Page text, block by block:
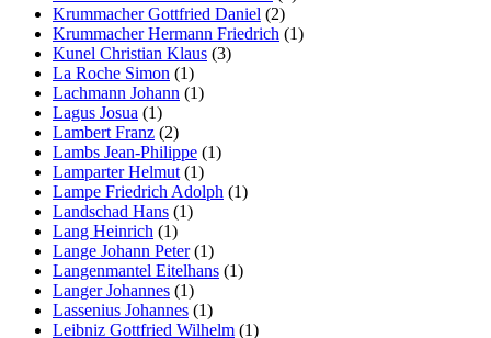
Krummacher Gottfried Daniel (2)
Krummacher Hermann Friedrich (1)
Kunel Christian Klaus (3)
La Roche Simon (1)
Lachmann Johann (1)
Lagus Josua (1)
Lambert Franz (2)
Lambs Jean-Philippe (1)
Lamparter Helmut(1)
Lampe Friedrich Adolph (1)
Landschad Hans (1)
Lang Heinrich (1)
Lange Johann Peter(1)
Langenmantel Eitelhans (1)
Langer Johannes (1)
Lassenius Johannes (1)
Leibniz Gottfried Wilhelm (1)